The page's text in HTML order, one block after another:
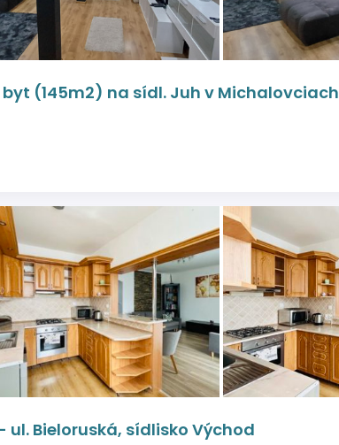
byt (145m2) na sídl. Juh v Michalovciach
Bieloruská, sídlisko Východ